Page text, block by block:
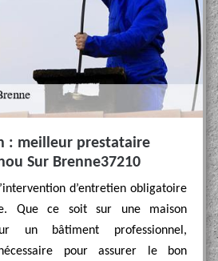
: meilleur prestataire
Sur Brenne37210
d’entretien obligatoire
Que ce soit sur une maison
un bâtiment professionnel,
pour assurer le bon